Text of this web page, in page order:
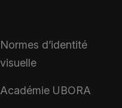
Normes d’identité
visuelle
Académie UBORA